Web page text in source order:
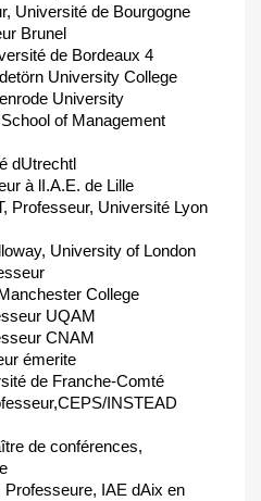
Université de Bourgogne
Brunel
de Bordeaux 4
University College
University
of Management
dUtrechtl
à lI.A.E. de Lille
Professeur, Université Lyon
University of London
College
UQAM
CNAM
émerite
de Franche-Comté
INSTEAD
de conférences,
IAE dAix en